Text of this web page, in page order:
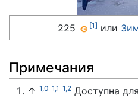
225 [1] или
Примечания
↑ 1,0 1,1 1,2 Доступна